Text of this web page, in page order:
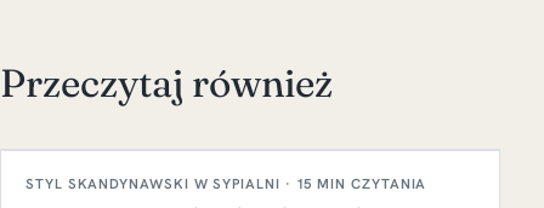
Przeczytaj również
STYL SKANDYNAWSKI W SYPIALNI · 15 MIN CZYTANIA